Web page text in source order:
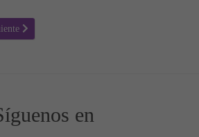
hacer una Tarta de Melocotón Jugosa y
siguiente: Receta de Magdalenas para el
en